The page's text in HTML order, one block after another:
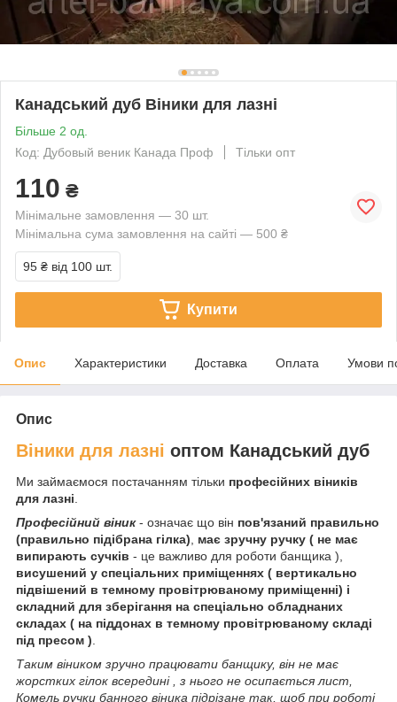
Канадський дуб Віники для лазні
Більше 2 од.
Код: Дубовый веник Канада Проф
Тільки опт
110 ₴
Мінімальне замовлення — 30 шт.
Мінімальна сума замовлення на сайті — 500 ₴
95 ₴ від 100 шт.
Купити
Опис Характеристики Доставка Оплата Умови
Опис
Віники для лазні оптом Канадський дуб
Ми займаємося постачанням тільки професійних віників
для лазні.
Професійний віник- означає що він пов'язаний правильно
(правильно підібрана гілка), має зручну ручку ( не має
випирають сучків - це важливо для роботи банщика ),
висушений у спеціальних приміщеннях ( вертикально
підвішений в темному провітрюваному приміщенні) і
складний для зберігання на спеціально обладнаних
складах ( на піддонах в темному провітрюваному складі
під пресом ).
Таким віником зручно працювати банщику, він не має
жорстких гілок всередині , з нього не осипається лист,
Комель ручки банного віника підрізане так, щоб при роботі